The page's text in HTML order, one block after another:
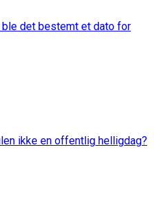
det bestemt et dato for
ikke en offentlig helligdag?